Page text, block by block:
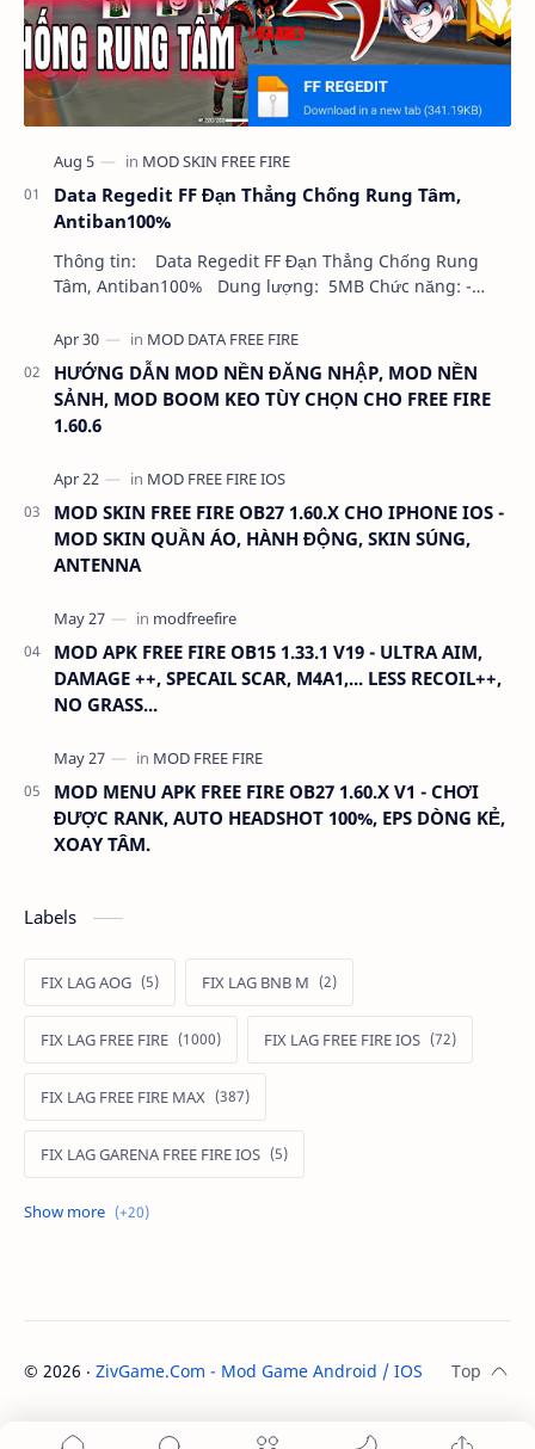
Data Regedit FF Đạn Thẳng Chống Rung Tâm,
Antiban100%
Thông tin: Data Regedit FF Đạn Thẳng Chống Rung
Tâm, Antiban100% Dung lượng: 5MB Chức năng: -
HƯỚNG DẪN MOD NỀN ĐĂNG NHẬP, MOD NỀN
SẢNH, MOD BOOM KEO TÙY CHỌN CHO FREE FIRE
1.60.6
MOD SKIN FREE FIRE OB27 1.60.X CHO IPHONE IOS -
MOD SKIN QUẦN ÁO, HÀNH ĐỘNG, SKIN SÚNG,
ANTENNA
MOD APK FREE FIRE OB15 1.33.1 V19 - ULTRA AIM,
DAMAGE ++, SPECAIL SCAR, M4A1,... LESS RECOIL++,
NO GRASS...
MOD MENU APK FREE FIRE OB27 1.60.X V1 - CHƠI
ĐƯỢC RANK, AUTO HEADSHOT 100%, EPS DÒNG KẺ,
XOAY TÂM.
Labels
FIX LAG AOG FIX LAG BNB M
FIX LAG FREE FIRE FIX LAG FREE FIRE IOS
FIX LAG FREE FIRE MAX
FIX LAG GARENA FREE FIRE IOS
FIX LAG LIÊN QUÂN MOBILE
MOD APK FREE FIRE MOD DATA FREE FIRE
MOD DATA PUBG MOD FREE FIRE
MOD FREE FIRE IOS MOD GAME MOBILE
© 2026 ‧ ZivGame.Com - Mod Game Android / IOS . All rights